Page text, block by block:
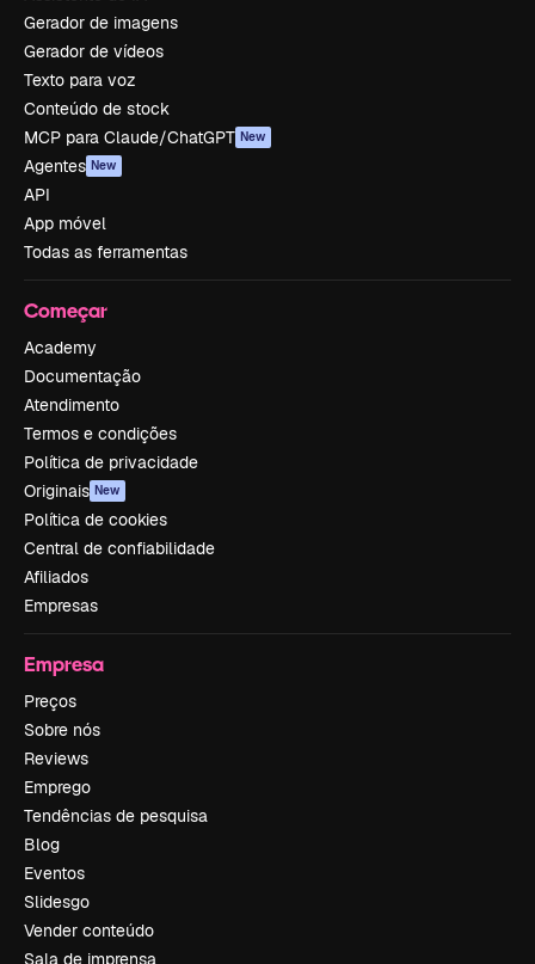
Gerador de imagens
Gerador de vídeos
Texto para voz
Conteúdo de stock
MCP para Claude/ChatGPT New
Agentes New
API
App móvel
Todas as ferramentas
Começar
Academy
Documentação
Atendimento
Termos e condições
Política de privacidade
Originais New
Política de cookies
Central de confiabilidade
Afiliados
Empresas
Empresa
Preços
Sobre nós
Reviews
Emprego
Tendências de pesquisa
Blog
Eventos
Slidesgo
Vender conteúdo
Sala de imprensa